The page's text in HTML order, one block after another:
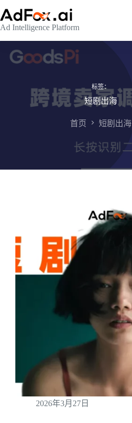
至
内
容
Ad Intelligence Platform
标签：
短剧出海
首页 短剧出海
2026年3月27日